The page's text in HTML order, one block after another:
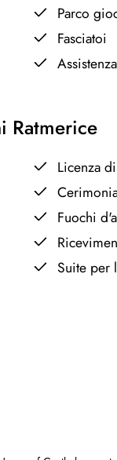
Parco
Fasciatoi
Ratmerice
Licenza
Fuochi
Suite per